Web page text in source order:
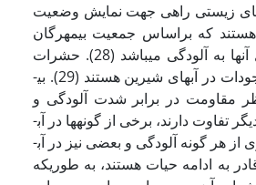
زیستی راهی جهت نمایش وضعیت
هستند که براساس جمعیت بی­مهرگان
کفزی و دامنه تحمل آنها به آلودگی می­باشد (28). حشرات
متنوع­ترین گروه موجودات در آب­های شیرین هستند (29). بی­
مقاومت در برابر شدت آلودگی و
کاهش اکسیژن با یکدیگر تفاوت دارند، برخی از گونه­ها در آب­
های کاملاً تمیز و عاری از هر گونه آلودگی و بعضی نیز در آب­
به ادامه حیات هستند، به طوری­که